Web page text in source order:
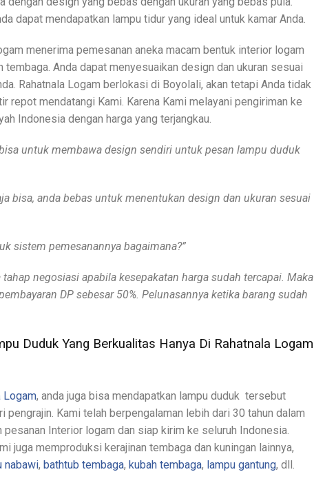
dapat mendapatkan lampu tidur yang ideal untuk kamar Anda.
menerima pemesanan aneka macam bentuk interior logam
tembaga. Anda dapat menyesuaikan design dan ukuran sesuai
Rahatnala Logam berlokasi di Boyolali, akan tetapi Anda tidak
repot mendatangi Kami. Karena Kami melayani pengiriman ke
Indonesia dengan harga yang terjangkau.
untuk membawa design sendiri untuk pesan lampu duduk
bisa, anda bebas untuk menentukan design dan ukuran sesuai
sistem pemesanannya bagaimana?”
tahap negosiasi apabila kesepakatan harga sudah tercapai. Maka
DP sebesar 50%. Pelunasannya ketika barang sudah
Duduk Yang Berkualitas Hanya Di Rahatnala Logam
Logam, anda juga bisa mendapatkan lampu duduk tersebut
pengrajin. Kami telah berpengalaman lebih dari 30 tahun dalam
pesanan Interior logam dan siap kirim ke seluruh Indonesia.
juga memproduksi kerajinan tembaga dan kuningan lainnya,
nabawi, bathtub tembaga, kubah tembaga, lampu gantung, dll.